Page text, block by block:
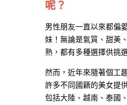
呢？
男性朋友一直以來都偏
妹！無論是氣質、甜美
熟，都有多種選擇供挑
然而，近年來隨著個工
許多不同國籍的美女提
包括大陸、越南、泰國